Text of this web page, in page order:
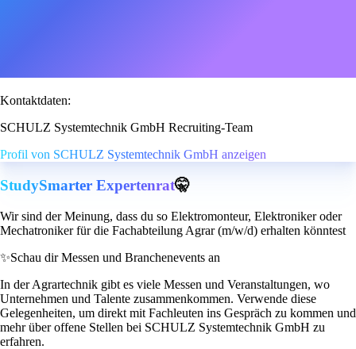
Kontaktdaten:
SCHULZ Systemtechnik GmbH Recruiting-Team
Profil von SCHULZ Systemtechnik GmbH anzeigen
StudySmarter Expertenrat🤫
Wir sind der Meinung, dass du so Elektromonteur, Elektroniker oder
Mechatroniker für die Fachabteilung Agrar (m/w/d) erhalten könntest
✨Schau dir Messen und Branchenevents an
In der Agrartechnik gibt es viele Messen und Veranstaltungen, wo
Unternehmen und Talente zusammenkommen. Verwende diese
Gelegenheiten, um direkt mit Fachleuten ins Gespräch zu kommen und
mehr über offene Stellen bei SCHULZ Systemtechnik GmbH zu
erfahren.